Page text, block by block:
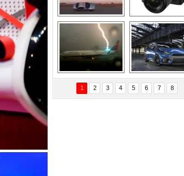
Savaş uçağı
pilotundan
muhteşem gösteri
Sony Alpha 7R II
inceleme
Delta uçağına
yıldırım çarptı
Ford Focus RS
(2015)
1 2 3 4 5 6 7 8